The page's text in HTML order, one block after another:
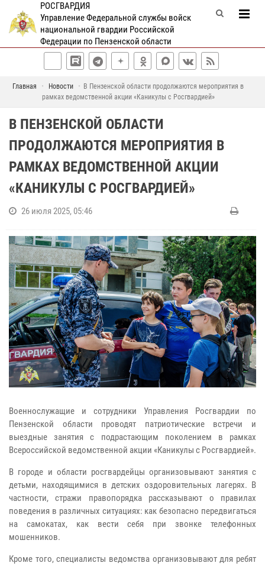
РОСГВАРДИЯ
Управление Федеральной службы войск
национальной гвардии Российской
Федерации по Пензенской области
Главная Новости
В Пензенской области продолжаются мероприятия в
рамках ведомственной акции «Каникулы с Росгвардией»
В ПЕНЗЕНСКОЙ ОБЛАСТИ
ПРОДОЛЖАЮТСЯ МЕРОПРИЯТИЯ В
РАМКАХ ВЕДОМСТВЕННОЙ АКЦИИ
«КАНИКУЛЫ С РОСГВАРДИЕЙ»
26 июля 2025, 05:46
Военнослужащие и сотрудники Управления Росгвардии по
Пензенской области проводят патриотические встречи и
выездные занятия с подрастающим поколением в рамках
Всероссийской ведомственной акции «Каникулы с Росгвардией».
В городе и области росгвардейцы организовывают занятия с
детьми, находящимися в детских оздоровительных лагерях. В
частности, стражи правопорядка рассказывают о правилах
поведения в различных ситуациях: как безопасно передвигаться
на самокатах, как вести себя при звонке телефонных
мошенников.
Кроме того, специалисты ведомства организовывают для ребят